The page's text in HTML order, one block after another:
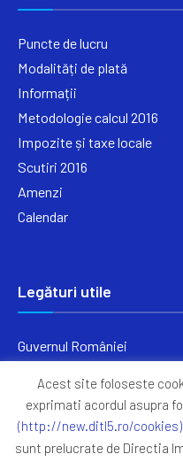
Puncte de lucru
Modalități de plată
Informații
Metodologie calcul 2016
Impozite și taxe locale
Scutiri 2016
Amenzi
Calendar
Legături utile
Guvernul României
Primăria Sectorul 5
ANAF
Acest site foloseste
exprimati acordul asupra
(http://new.ditl5.ro/cookies)
sunt prelucrate de Directia